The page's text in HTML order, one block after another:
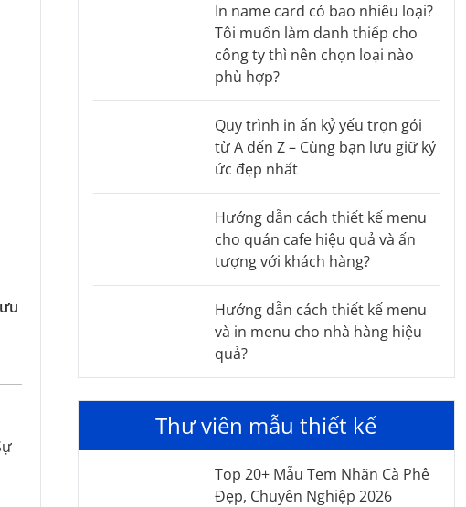
In name card có bao nhiêu loại?
Tôi muốn làm danh thiếp cho
công ty thì nên chọn loại nào
phù hợp?
Quy trình in ấn kỷ yếu trọn gói
từ A đến Z – Cùng bạn lưu giữ ký
ức đẹp nhất
Hướng dẫn cách thiết kế menu
cho quán cafe hiệu quả và ấn
tượng với khách hàng?
Hướng dẫn cách thiết kế menu
và in menu cho nhà hàng hiệu
quả?
Thư viên mẫu thiết kế
Top 20+ Mẫu Tem Nhãn Cà Phê
Đẹp, Chuyên Nghiệp 2026